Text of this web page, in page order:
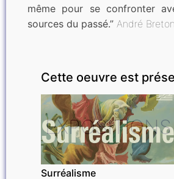
même pour se confronter
sources du passé.” André Breton
Cette oeuvre est
EXPOSITIONS
Surréalisme